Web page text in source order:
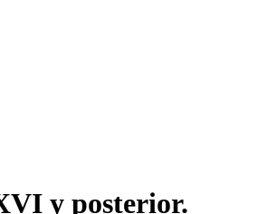
y posterior.